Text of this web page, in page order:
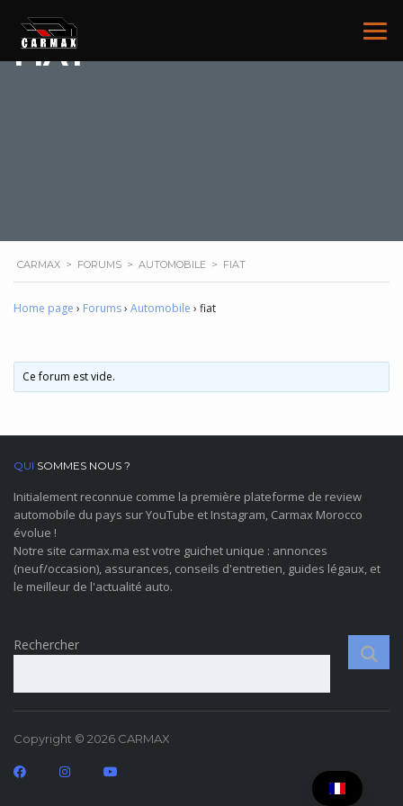
FIAT
CARMAX > FORUMS > AUTOMOBILE > FIAT
Home page › Forums› Automobile › fiat
Ce forum est vide.
QUI SOMMES NOUS ?
Initialement reconnue comme la première plateforme de review
automobile du pays sur YouTube et Instagram, Carmax Morocco
évolue !
Notre site carmax.ma est votre guichet unique : annonces
(neuf/occasion), assurances, conseils d'entretien, guides légaux, et
le meilleur de l'actualité auto.
Rechercher
Copyright © 2026 CARMAX